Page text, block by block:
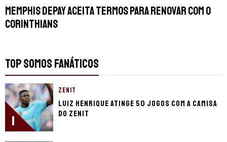
Memphis Depay aceita termos para renovar com o
Corinthians
TOP SOMOS FANÁTICOS
1
ZENIT
Luiz Henrique atinge 50 jogos com a camisa
do Zenit